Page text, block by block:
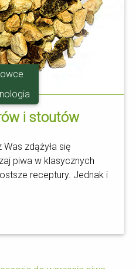
i stoutów
zdążyła się
piwa w klasycznych
receptury. Jednak i